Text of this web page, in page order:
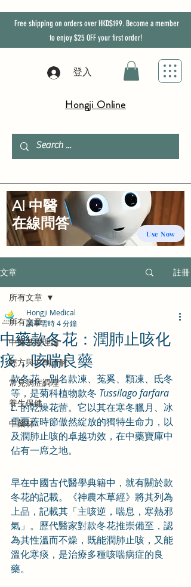
Free shipping on orders over HKD$199. Become a member
to enjoy$25 OFFyour first order!
登入
Hongji Online
文章 註冊
所有文章
中醫基礎理論
經方與方劑詳解
常見病症調理
養生保健
中藥材
所有文章
中藥款冬花：潤肺止咳化
痰，咳喘良藥
Hongji Medical
讀畢需時 4 分鐘
款冬花，別名款凍、菟奚、顆凍、氐冬
等，是菊科植物款冬 Tussilago farfara
L. 的乾燥花蕾。它以其在寒冬臘月、冰
雪覆蓋時節傲然綻放的獨特生命力，以
及潤肺止咳的卓越功效，在中藥寶庫中
佔有一席之地。
早在中國古代醫學典籍中，就有關於款
冬花的記載。《神農本草經》將其列為
上品，記載其「主咳逆，喘息，寒熱邪
氣」。歷代醫家對款冬花推崇備至，認
為其性溫而不燥，既能潤肺止咳，又能
溫化寒痰，是治療多種咳喘病症的良
藥。
Use Now
AI 中醫
​在線問答